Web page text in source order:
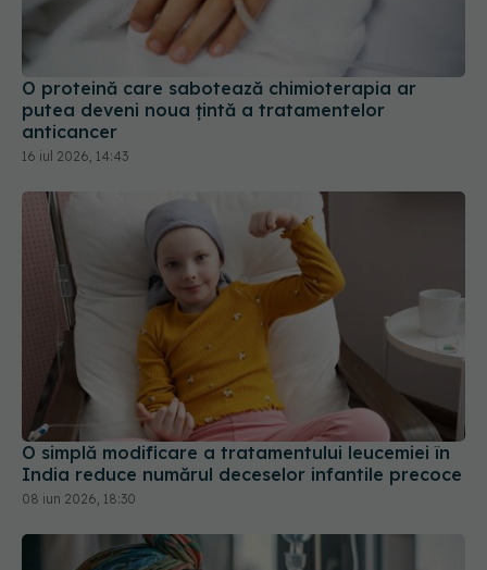
O proteină care sabotează chimioterapia ar
putea deveni noua țintă a tratamentelor
anticancer
16 iul 2026, 14:43
O simplă modificare a tratamentului leucemiei în
India reduce numărul deceselor infantile precoce
08 iun 2026, 18:30